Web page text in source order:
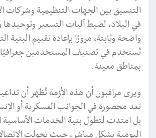
التنسيق بين الجهات التنظيمية وشركات
في البلاد، لضبط آليات التسعير
واضحة وثابتة، مرورًا بإعادة تقييم البنية
تُستخدم في تصنيف المستخدمين
بمناطق معينة.
ويرى مراقبون أن هذه الأزمة تُظهر أن
تعد محصورة في الجوانب العسكرية أو
بل امتدت لتطول بنية الخدمات الأساسية
اليومية بشكل مباشر، حيث تحولت